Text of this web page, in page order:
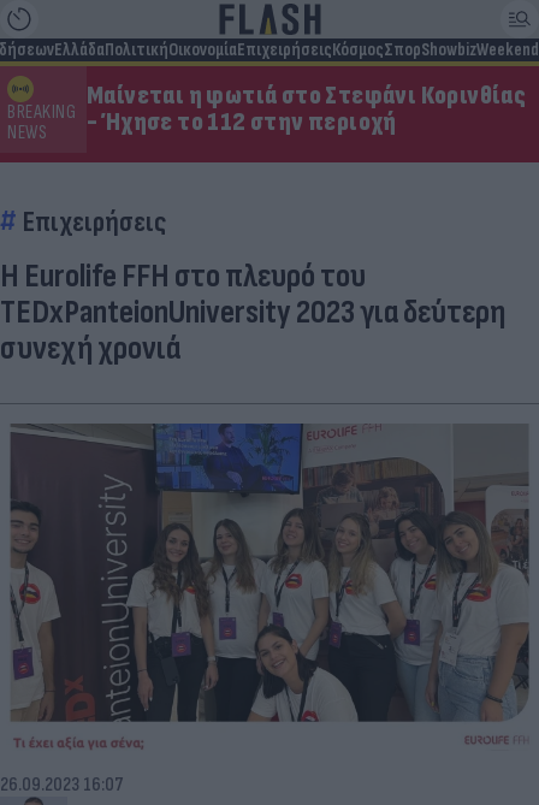
ΕλλάδαΠολιτικήΟικονομίαΕπιχειρήσειςΚόσμοςΣπορShowbizWeekend
BREAKING
NEWS
Μαίνεται η φωτιά στο Στεφάνι Κορινθίας
- Ήχησε το 112 στην περιοχή
Επιχειρήσεις
Η Eurolife FFH στο πλευρό του
TEDxPanteionUniversity 2023 για δεύτερη
συνεχή χρονιά
26.09.2023 16:07